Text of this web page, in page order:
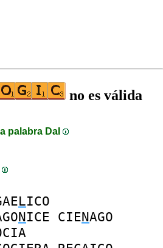
no es válida
palabra DaI
LICO
NICE CIENAGO